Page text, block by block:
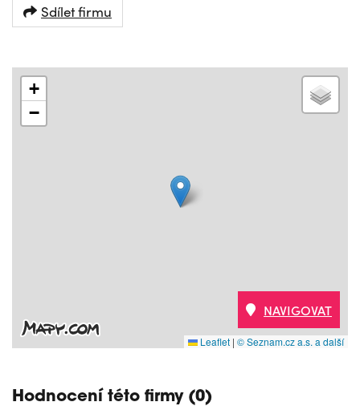
Sdílet firmu
+
−
Leaflet | © Seznam.cz a.s. a další
NAVIGOVAT
Hodnocení této firmy (0)